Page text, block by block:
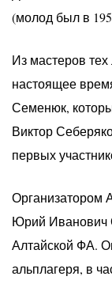
(молод был в
Из мастеров
настоящее
Семенюк,
Виктор
первых
Организатором
Юрий Иванович
Алтайской ФА.
альплагеря, в